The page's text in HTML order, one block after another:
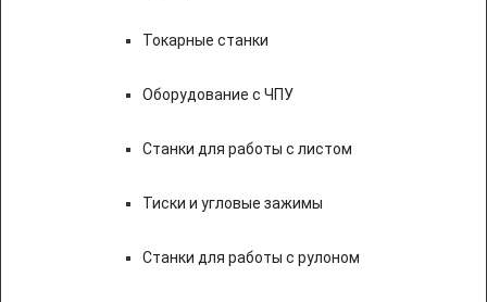
Токарные станки
Оборудование с ЧПУ
Станки для работы с листом
Тиски и угловые зажимы
Станки для работы с рулоном